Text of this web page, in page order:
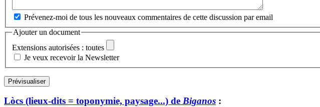
Prévenez-moi de tous les nouveaux commentaires de cette discussion par email
Ajouter un document
Extensions autorisées : toutes
Je veux recevoir la Newsletter
Lòcs (lieux-dits = toponymie, paysage...) de Biganos :